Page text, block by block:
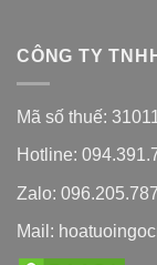
CÔNG TY
Mã số thuế:
Hotline:
Zalo:
Mail: